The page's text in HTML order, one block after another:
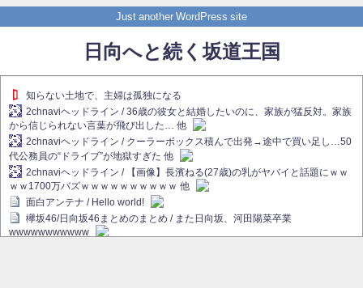
Just another WordPress site
日向へと続く坂道王国
知らない土地で、主婦は孤独になる
2chnaviヘッドライン / 36歳の彼女と結婚したいのに、家族が猛反対。家族
から信じられない言葉が飛び出した… 他
2chnaviヘッドライン / クーラーボックス積んで出発→途中で買い足し…50
代公務員の“ドライブ”が地獄すぎた 他
2chnaviヘッドライン / 【画像】長濱ねる(27歳)の乳がヤバイと話題にｗｗ
ｗｗ1700万バズｗｗｗｗｗｗｗｗｗｗ 他
面白アンテナ / Hello world!
欅坂46/日向坂46まとめのまとめ / また日向坂、河田陽菜卒業
wwwwwwwwwww